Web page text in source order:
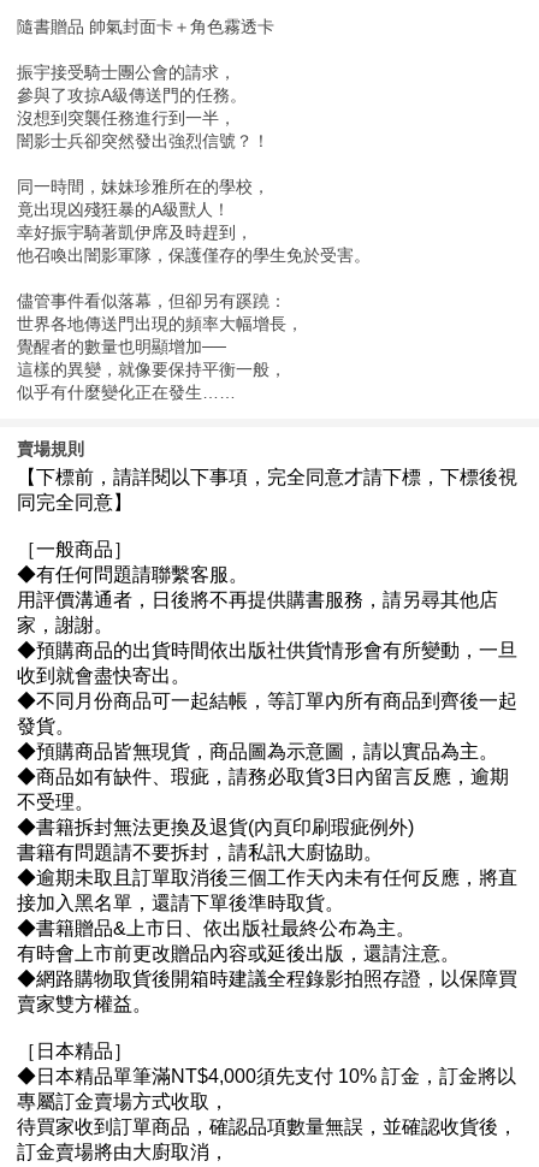
隨書贈品 帥氣封面卡＋角色霧透卡
振宇接受騎士團公會的請求，
參與了攻掠A級傳送門的任務。
沒想到突襲任務進行到一半，
闇影士兵卻突然發出強烈信號？！
同一時間，妹妹珍雅所在的學校，
竟出現凶殘狂暴的A級獸人！
幸好振宇騎著凱伊席及時趕到，
他召喚出闇影軍隊，保護僅存的學生免於受害。
儘管事件看似落幕，但卻另有蹊蹺：
世界各地傳送門出現的頻率大幅增長，
覺醒者的數量也明顯增加──
這樣的異變，就像要保持平衡一般，
似乎有什麼變化正在發生……
賣場規則